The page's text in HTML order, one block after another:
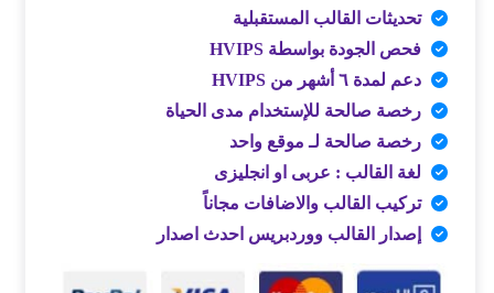
بناءً على
تقييم عميل
واحد
تحديثات القالب المستقبلية
فحص الجودة بواسطة HVIPS
دعم لمدة ٦ أشهر من HVIPS
رخصة صالحة للإستخدام مدى الحياة
رخصة صالحة لـ موقع واحد
لغة القالب : عربى او انجليزى
تركيب القالب والاضافات مجاناً
إصدار القالب ووردبريس احدث اصدار